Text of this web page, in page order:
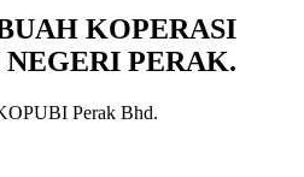
KOPERASI
PERAK.
Perak Bhd.